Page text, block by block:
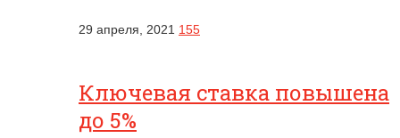
29 апреля, 2021 155
Ключевая ставка повышена
до 5%